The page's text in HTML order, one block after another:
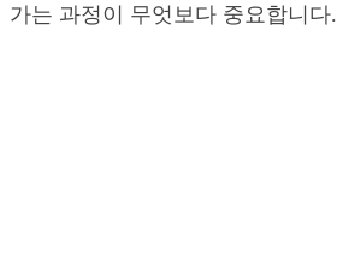
가는 과정이 무엇보다 중요합니다.